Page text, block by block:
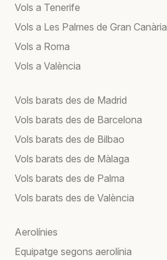
Vols a Tenerife
Vols a Les Palmes de Gran Canària
Vols a Roma
Vols a València
Vols barats des de Madrid
Vols barats des de Barcelona
Vols barats des de Bilbao
Vols barats des de Màlaga
Vols barats des de Palma
Vols barats des de València
Aerolínies
Equipatge segons aerolínia